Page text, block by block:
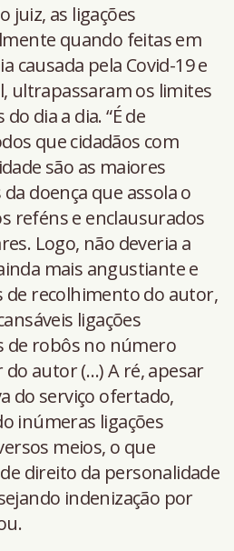
juiz, as ligações
quando feitas em
causada pela Covid-19 e
ultrapassaram os limites
dia a dia. “É de
que cidadãos com
são as maiores
doença que assola o
reféns e enclausurados
Logo, não deveria a
mais angustiante e
recolhimento do autor,
ligações
de robôs no número
autor (…) A ré, apesar
do serviço ofertado,
inúmeras ligações
meios, o que
direito da personalidade
indenização por